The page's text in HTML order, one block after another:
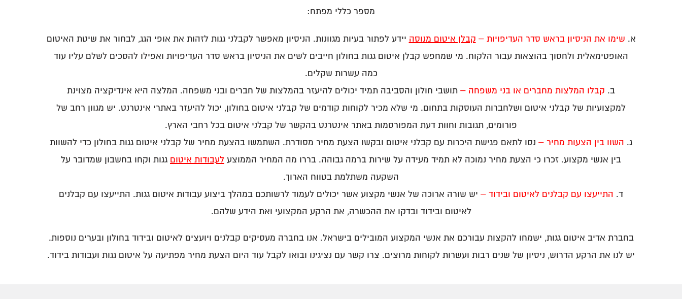
מספר כללי מפתח:
שימו את הניסיון בראש סדר העדיפויות – קבלן איטום מנוסה יידע לפתור בעיות מגוונות. הניסיון מאפשר לקבלני גגות לזהות את אופי הגג, לבחור את שיטת האיטום
האופטימאלית ולחסוך בהוצאות עבור הלקוח. מי שמחפש קבלן איטום גגות בחולון חייבים לשים את הניסיון בראש סדר העדיפויות ואפילו להסכים לשלם עליו עוד
כמה עשרות שקלים.
קבלו המלצות מחברים או בני משפחה – תושבי חולון והסביבה תמיד יכולים להיעזר בהמלצות של חברים ובני משפחה. המלצה היא אינדיקציה מצוינת
למקצועיות של קבלני איטום ושלחברות העוסקות בתחום. מי שלא מכיר לקוחות קודמים של קבלני איטום בחולון, יכול להיעזר באתרי אינטרנט. יש מגוון רחב של
פורומים, תגובות וחוות דעת המפורסמות באתר אינטרנט בהקשר של קבלני איטום בכל רחבי הארץ.
השוו בין הצעות מחיר – נסו לתאם פגישת היכרות עם קבלני איטום ובקשו הצעת מחיר מסודרת. השתמשו בהצעת מחיר של קבלני איטום גגות בחולון כדי להשוות
בין אנשי מקצוע. זכרו כי הצעת מחיר נמוכה לא תמיד מעידה על שירות ברמה גבוהה. בררו מה המחיר הממוצע לעבודות איטום גגות וקחו בחשבון שמדובר על
השקעה משתלמת בטווח הארוך.
התייעצו עם קבלנים לאיטום ובידוד – יש שורה ארוכה של אנשי מקצוע אשר יכולים לעמוד לרשותכם במהלך ביצוע עבודות איטום גגות. התייעצו עם קבלנים
לאיטום ובידוד ובדקו את ההכשרה, את הרקע המקצועי ואת הידע שלהם.
בחברת אדיב איטום גגות, ישמחו להקצות עבורכם את אנשי המקצוע המובילים בישראל. אנו בחברה מעסיקים קבלנים ויועצים לאיטום ובידוד בחולון ובערים נוספות.
יש לנו את הרקע הדרוש, ניסיון של שנים רבות ועשרות לקוחות מרוצים. צרו קשר עם נציגינו ובואו לקבל עוד היום הצעת מחיר מפתיעה על איטום גגות ועבודות בידוד.